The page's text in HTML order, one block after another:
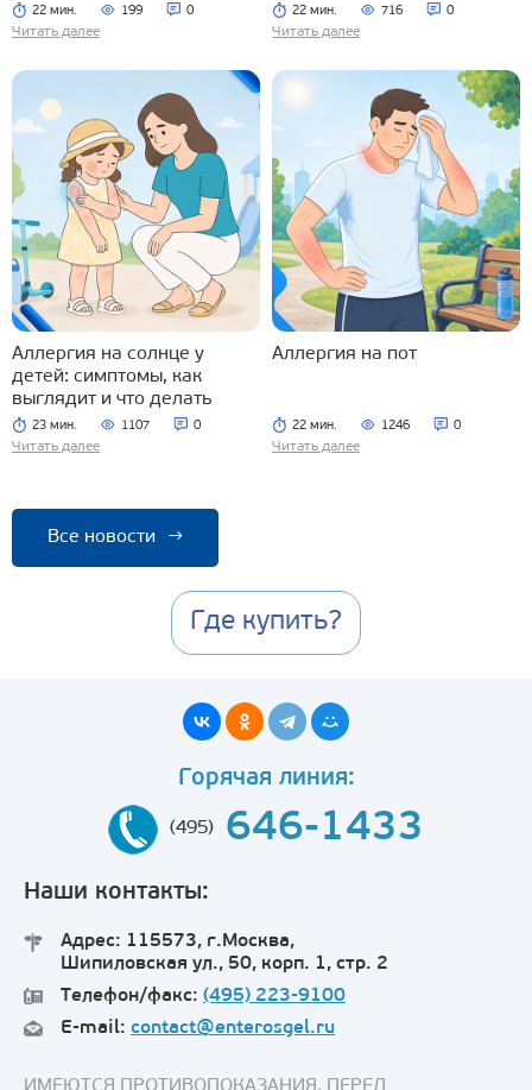
22 мин. 199 0
Читать далее
22 мин. 716 0
Читать далее
Аллергия на солнце у
детей: симптомы, как
выглядит и что делать
23 мин. 1107 0
Читать далее
Аллергия на пот
22 мин. 1246 0
Читать далее
Все новости →
Где купить?
Горячая линия:
(495) 646-1433
Наши контакты:
Адрес: 115573, г.Москва,
Шипиловская ул., 50, корп. 1, стр. 2
Телефон/факс: (495) 223-9100
E-mail: contact@enterosgel.ru
ИМЕЮТСЯ ПРОТИВОПОКАЗАНИЯ. ПЕРЕД